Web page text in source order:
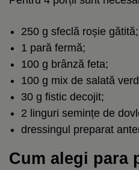
250 g sfeclă roșie gătită;
1 pară fermă;
100 g brânză feta;
100 g mix de salată
30 g fistic decojit;
2 linguri semințe de
dressingul preparat
Cum alegi para